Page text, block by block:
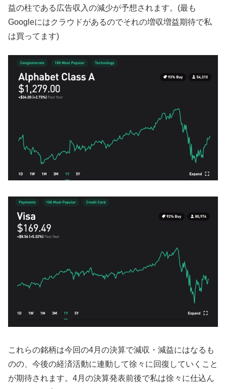
益の柱である広告収入の減少が予想されます。(最も
Googleにはクラウドがあるのでそれの増収増益期待で私
は買ってます)
これらの銘柄は今回の4月の決算で減収・減益にはなるも
のの、今後の経済活動に連動して徐々に回復していくこと
が期待されます。4月の決算発表前後で私は徐々に仕込ん